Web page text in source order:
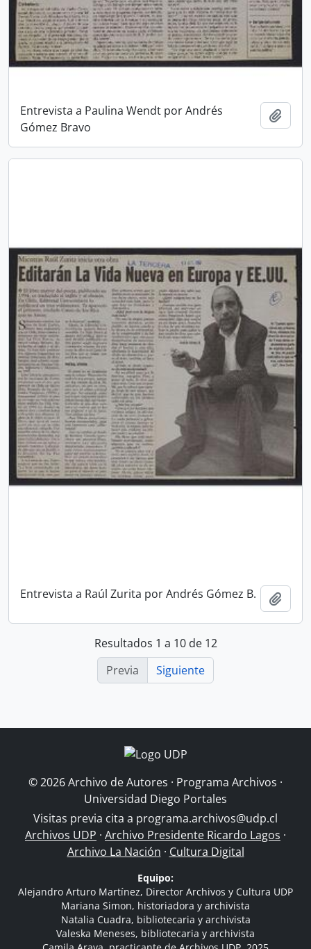
Entrevista a Paulina Wendt por Andrés
Gómez Bravo
Entrevista a Raúl Zurita por Andrés Gómez B.
Resultados 1 a 10 de 12
Previa
Siguiente
© 2026 Archivo de Autores · Programa Archivos ·
Universidad Diego Portales
Visitas previa cita a programa.archivos@udp.cl
Archivos UDP · Archivo Presidente Ricardo Lagos ·
Archivo La Nación · Cultura Digital
Equipo:
Alejandro Arturo Martínez, Director Archivos y Cultura UDP
Mariana Simon, historiadora y archivista
Natalia Cuadra, bibliotecaria y archivista
Valeska Meneses, bibliotecaria y archivista